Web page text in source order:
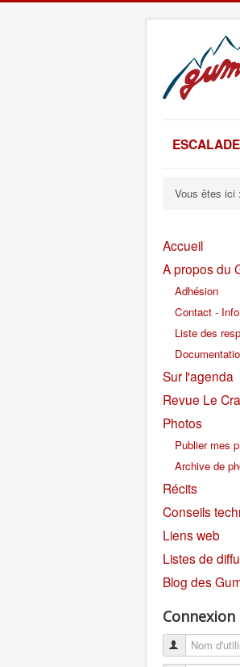
ESCALADE
Vous êtes ici :
Accueil
A propos du
Adhésion
Contact -
Liste des
Sur l'agenda
Revue Le
Photos
Publier mes
Archive de
Récits
Conseils
Liens web
Listes de
Blog des
Connexion